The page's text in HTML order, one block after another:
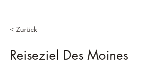
< Zurück
Reiseziel Des Moines